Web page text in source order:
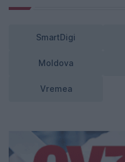
SmartDigi
Moldova
Vremea